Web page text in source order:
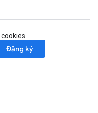
cookies
Đăng ký